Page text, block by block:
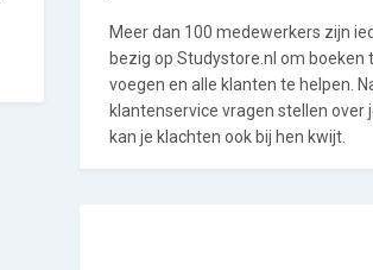
Meer dan 100 medewerkers zijn
bezig op Studystore.nl om boeken
voegen en alle klanten te helpen.
klantenservice vragen stellen over
kan je klachten ook bij hen kwijt.